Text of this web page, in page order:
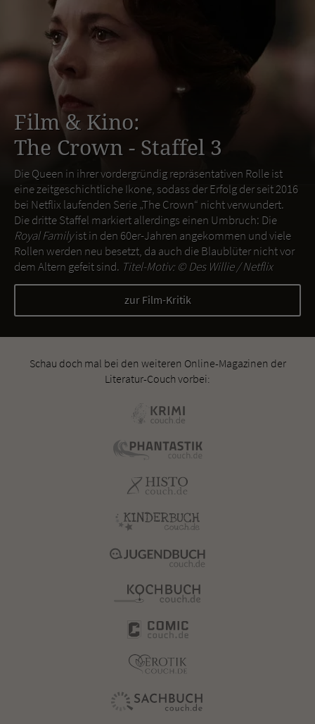
Film & Kino:
The Crown - Staffel 3
Die Queen in ihrer vordergründig repräsentativen Rolle ist
eine zeitgeschichtliche Ikone, sodass der Erfolg der seit 2016
bei Netflix laufenden Serie „The Crown“ nicht verwundert.
Die dritte Staffel markiert allerdings einen Umbruch: Die
Royal Familyist in den 60er-Jahren angekommen und viele
Rollen werden neu besetzt, da auch die Blaublüter nicht vor
dem Altern gefeit sind. Titel-Motiv: ©Des Willie / Netflix
zur Film-Kritik
Schau doch mal bei den weiteren Online-Magazinen der
Literatur-Couch vorbei: